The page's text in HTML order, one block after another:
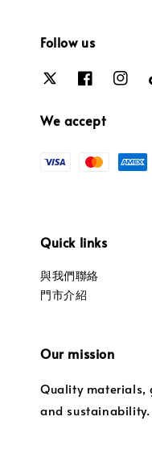
Follow us
We accept
Quick links
與我們聯絡
門市介紹
Our mission
Quality materials,
and sustainability.